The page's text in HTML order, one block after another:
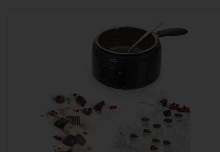
واژه
سفارشات
خروج از
حساب
کاربری